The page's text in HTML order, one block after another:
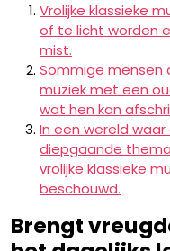
Vrolijke klassieke
of te licht worden
mist.
Sommige mensen
muziek met een
wat hen kan
In een wereld
diepgaande
vrolijke klassieke
beschouwd.
Brengt